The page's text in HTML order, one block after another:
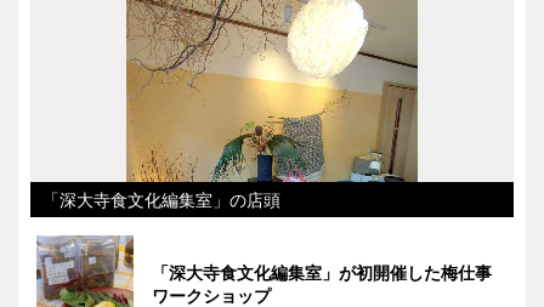
「深大寺食文化編集室」の店頭
「深大寺食文化編集室」が初開催した梅仕事
ワークショップ